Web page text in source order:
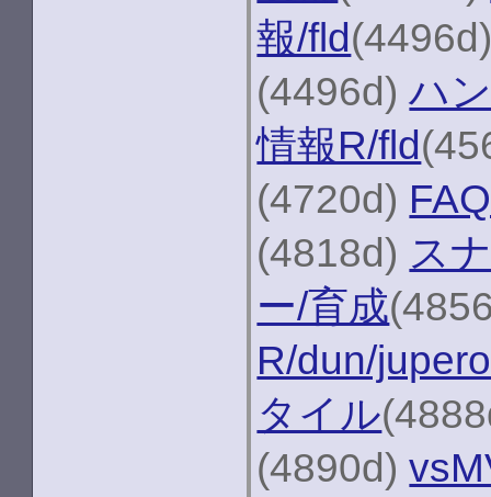
報/fld
(4496d)ハ
情報R/fld
(4720d) FAQ
(4818d) ス
ー/育成
R/dun/
タイル
(4890d)